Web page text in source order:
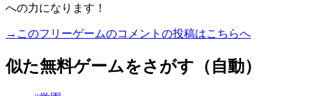
への力になります！
→このフリーゲームのコメントの投稿はこちらへ
似た無料ゲームをさがす（自動）